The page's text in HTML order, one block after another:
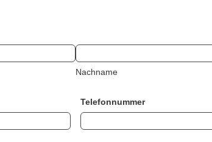
Nachname
Telefonnummer